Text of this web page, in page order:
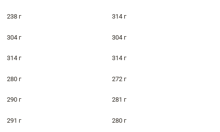
238 г 314 г
304 г 304 г
314 г 314 г
280 г 272 г
290 г 281 г
291 г 280 г